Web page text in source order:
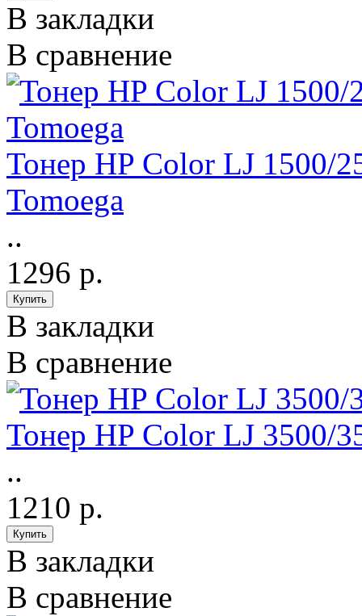
В закладки
В сравнение
Тонер HP Color LJ 1500/
Tomoega
..
1296 р.
В закладки
В сравнение
Тонер HP Color LJ 3500/
..
1210 р.
В закладки
В сравнение